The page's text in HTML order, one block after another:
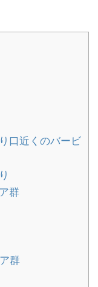
口近くのバービ
群
群